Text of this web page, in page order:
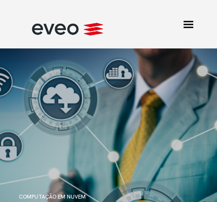
COMPUTAÇÃO EM NUVEM